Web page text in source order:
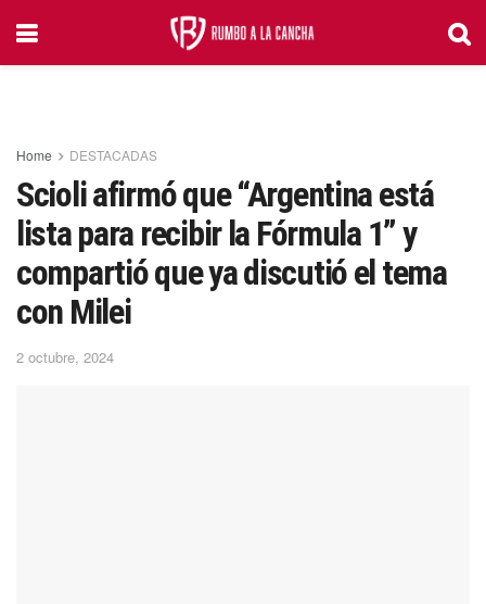
Home DESTACADAS
Scioli afirmó que “Argentina está
lista para recibir la Fórmula 1” y
compartió que ya discutió el tema
con Milei
2 octubre, 2024